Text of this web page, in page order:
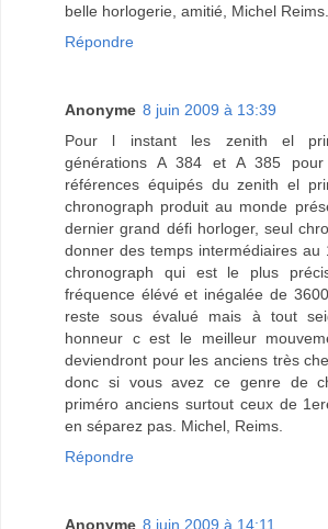
belle horlogerie, amitié, Michel Reims.
Répondre
Anonyme 8 juin 2009 à 13:39
Pour l instant les zenith el
générations A 384 et A 385
références équipés du zenith el
chronograph produit au monde
dernier grand défi horloger, seul
donner des temps intermédiaires au
chronograph qui est le plus
fréquence élévé et inégalée de
reste sous évalué mais à tout
honneur c est le meilleur
deviendront pour les anciens très
donc si vous avez ce genre de
priméro anciens surtout ceux de
en séparez pas. Michel, Reims.
Répondre
Anonyme 8 juin 2009 à 14:11